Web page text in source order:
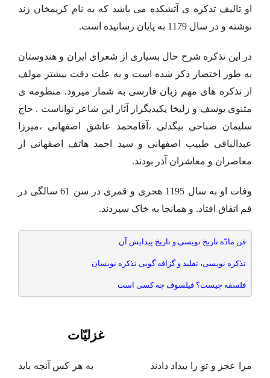
او تالیف تذکره ی آتشکده می باشد که به نام کریمخان زند
نوشته و در سال 1179 به پایان رسانیده است.
در این تذکره شرح حال بسیاری از شعرای ایران و هندوستان
به طور اختصار ذکر شده است و به علت دقت بیشتر مولف
از تذکره های مهم زبان فارسی به شمار میرود. منظومه ی
مثنوی یوسف و زلیخا یکیدیگراز آثار این شاعر تواناست . حاج
سلیمان صباحی بیگدلی ،آقامحمد عاشق اصفهانی ،میرزا
عبدالباقی طبیب اصفهانی و سید احمد هاتف اصفهانی از
معاصران و معاشران آذر بودند.
وفات او به سال 1195 هجری و قمری در سن 61 سالگی در
قم اتفاق افتاد. و همانجا به خاک سپردند.
فن مادّه تاریخ نویسی و تاریخ پیدایش آن
تذکره نویسی، تقلید و گزافه گویی تذکره نویسان
فلسفه چیست؟ فیلسوف چه کسی است
غزلیّات
مرا عجز و تو را بیداد دادند به هر کس آنچه باید